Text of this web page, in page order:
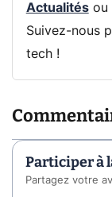
Actualitésou
Suivez-nous
tech !
Participer à
Partagez votre